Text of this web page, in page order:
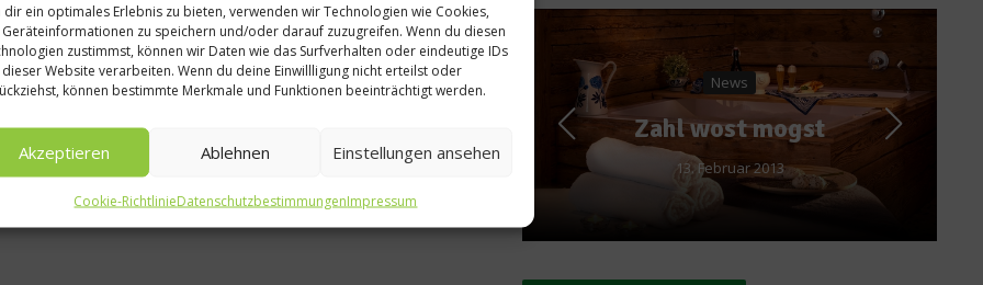
dir ein optimales Erlebnis zu bieten, verwenden wir Technologien wie Cookies,
Geräteinformationen zu speichern und/oder darauf zuzugreifen. Wenn du diesen
zustimmst, können wir Daten wie das Surfverhalten oder eindeutige IDs
dieser Website verarbeiten. Wenn du deine Einwillligung nicht erteilst oder
können bestimmte Merkmale und Funktionen beeinträchtigt werden.
Akzeptieren Ablehnen Einstellungen ansehen
Cookie-RichtlinieDatenschutzbestimmungenImpressum
News
Zahl wost mogst
Bio & Co
Wie entsteht
Ökokiste?
22. März 2012